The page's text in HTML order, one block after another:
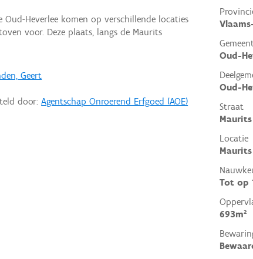
Oud-
Oud-
Straat
Locatie
Tot op
693m²
Heverlee komen op verschillende locaties
voor. Deze plaats, langs de Maurits
Geert
door:Agentschap Onroerend Erfgoed (AOE)